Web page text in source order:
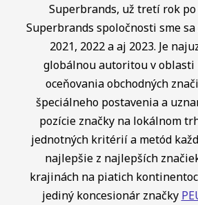
Superbrands, už tretí rok po
Superbrands spoločnosti sme
2021, 2022 a aj 2023. Je
globálnou autoritou v oblasti
oceňovania obchodných
špeciálneho postavenia a
pozície značky na lokálnom
jednotných kritérií a metód
najlepšie z najlepších
krajinách na piatich
jediný koncesionár značky